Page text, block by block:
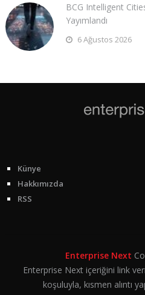
BCG Intelligent
Yayımlandı
6 Ağustos 2026
Künye
Hakkımızda
RSS
Enterprise Next
Enterprise Next içeriğini link
koşuluyla, kısmen alıntı